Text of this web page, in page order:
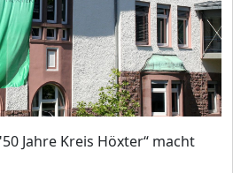
Jahre Kreis Höxter“ macht